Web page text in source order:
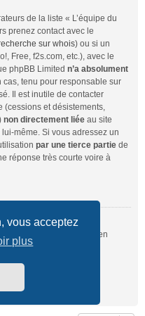
vous acceptez
plus
de la liste « L’équipe du
prenez contact avec le
sur whois) ou si un
Free, f2s.com, etc.), avec le
phpBB Limited n’a absolument
cas, tenu pour responsable sur
Il est inutile de contacter
(cessions et désistements,
non directement liée au site
même. Si vous adressez un
par une tierce partie de
réponse très courte voire à
du forum ?
vous pouvez utiliser le lien
par un administrateur.